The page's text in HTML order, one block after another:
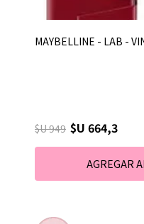
MAYBELLINE - LAB -
$U 949 $U 664,3